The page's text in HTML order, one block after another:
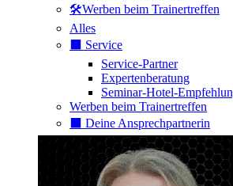
🛠️Werben beim Trainertreffen
Alles
⬛️ Service
Service-Partner
Expertenberatung
Seminar-Hotel-
Werben beim Trainertreffen
⬛️ Deine Ansprechpartnerin